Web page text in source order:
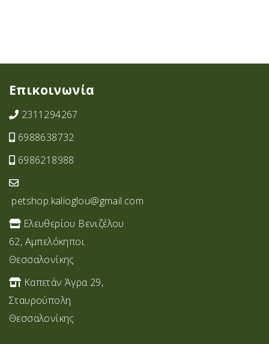
Επικοινωνία
2311294267
6988638732
6986218988
petshop.kalioglou@gmail.com
Ελευθερίου Βενιζέλου
62, Αμπελόκηποι
Θεσσαλονίκης
Καπετάν Άγρα 29,
Σταυρoύπολη
Θεσσαλονίκης